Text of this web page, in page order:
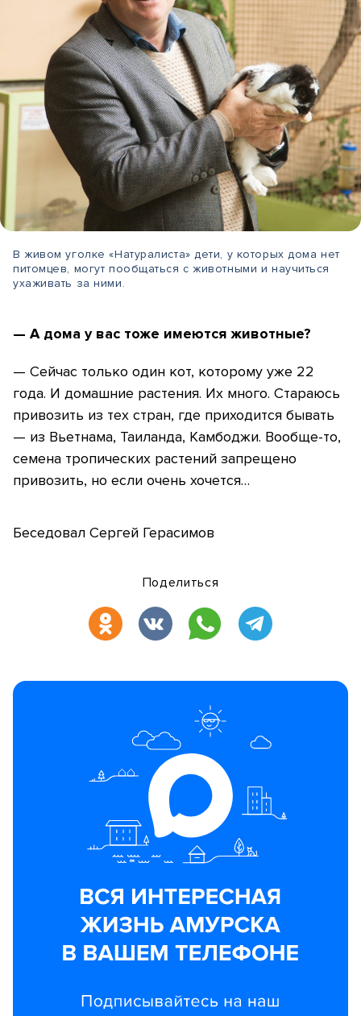
В живом уголке «Натуралиста» дети, у которых дома нет
питомцев, могут пообщаться с животными и научиться
ухаживать за ними.
— А дома у вас тоже имеются животные?
— Сейчас только один кот, которому уже 22
года. И домашние растения. Их много. Стараюсь
привозить из тех стран, где приходится бывать
— из Вьетнама, Таиланда, Камбоджи. Вообще-то,
семена тропических растений запрещено
привозить, но если очень хочется…
Беседовал Сергей Герасимов
Поделиться